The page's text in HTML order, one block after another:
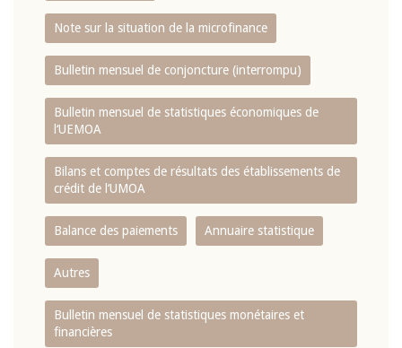
Note sur la situation de la microfinance
Bulletin mensuel de conjoncture (interrompu)
Bulletin mensuel de statistiques économiques de
l‘UEMOA
Bilans et comptes de résultats des établissements de
crédit de l‘UMOA
Balance des paiements Annuaire statistique
Autres
Bulletin mensuel de statistiques monétaires et
financières